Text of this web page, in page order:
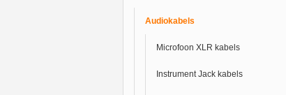
Audiokabels
Microfoon XLR kabels
Instrument Jack kabels